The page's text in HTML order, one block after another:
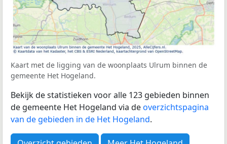
Kaart met de ligging van de woonplaats Ulrum binnen de
gemeente Het Hogeland.
Bekijk de statistieken voor alle 123 gebieden binnen
de gemeente Het Hogeland via deoverzichtspagina
van de gebieden in de Het Hogeland.